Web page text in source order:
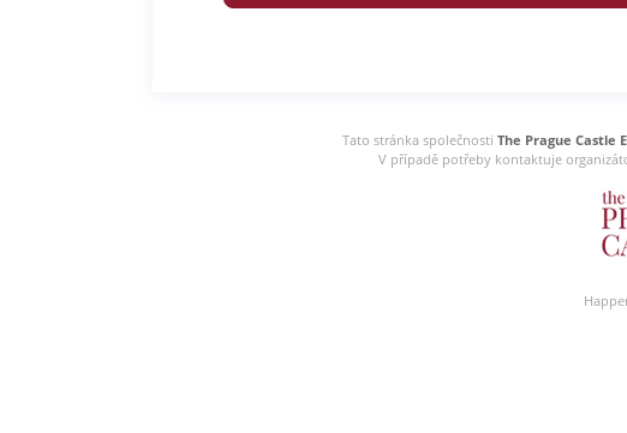
Tato stránka společnosti The Prague Castle
V případě potřeby kontaktuje